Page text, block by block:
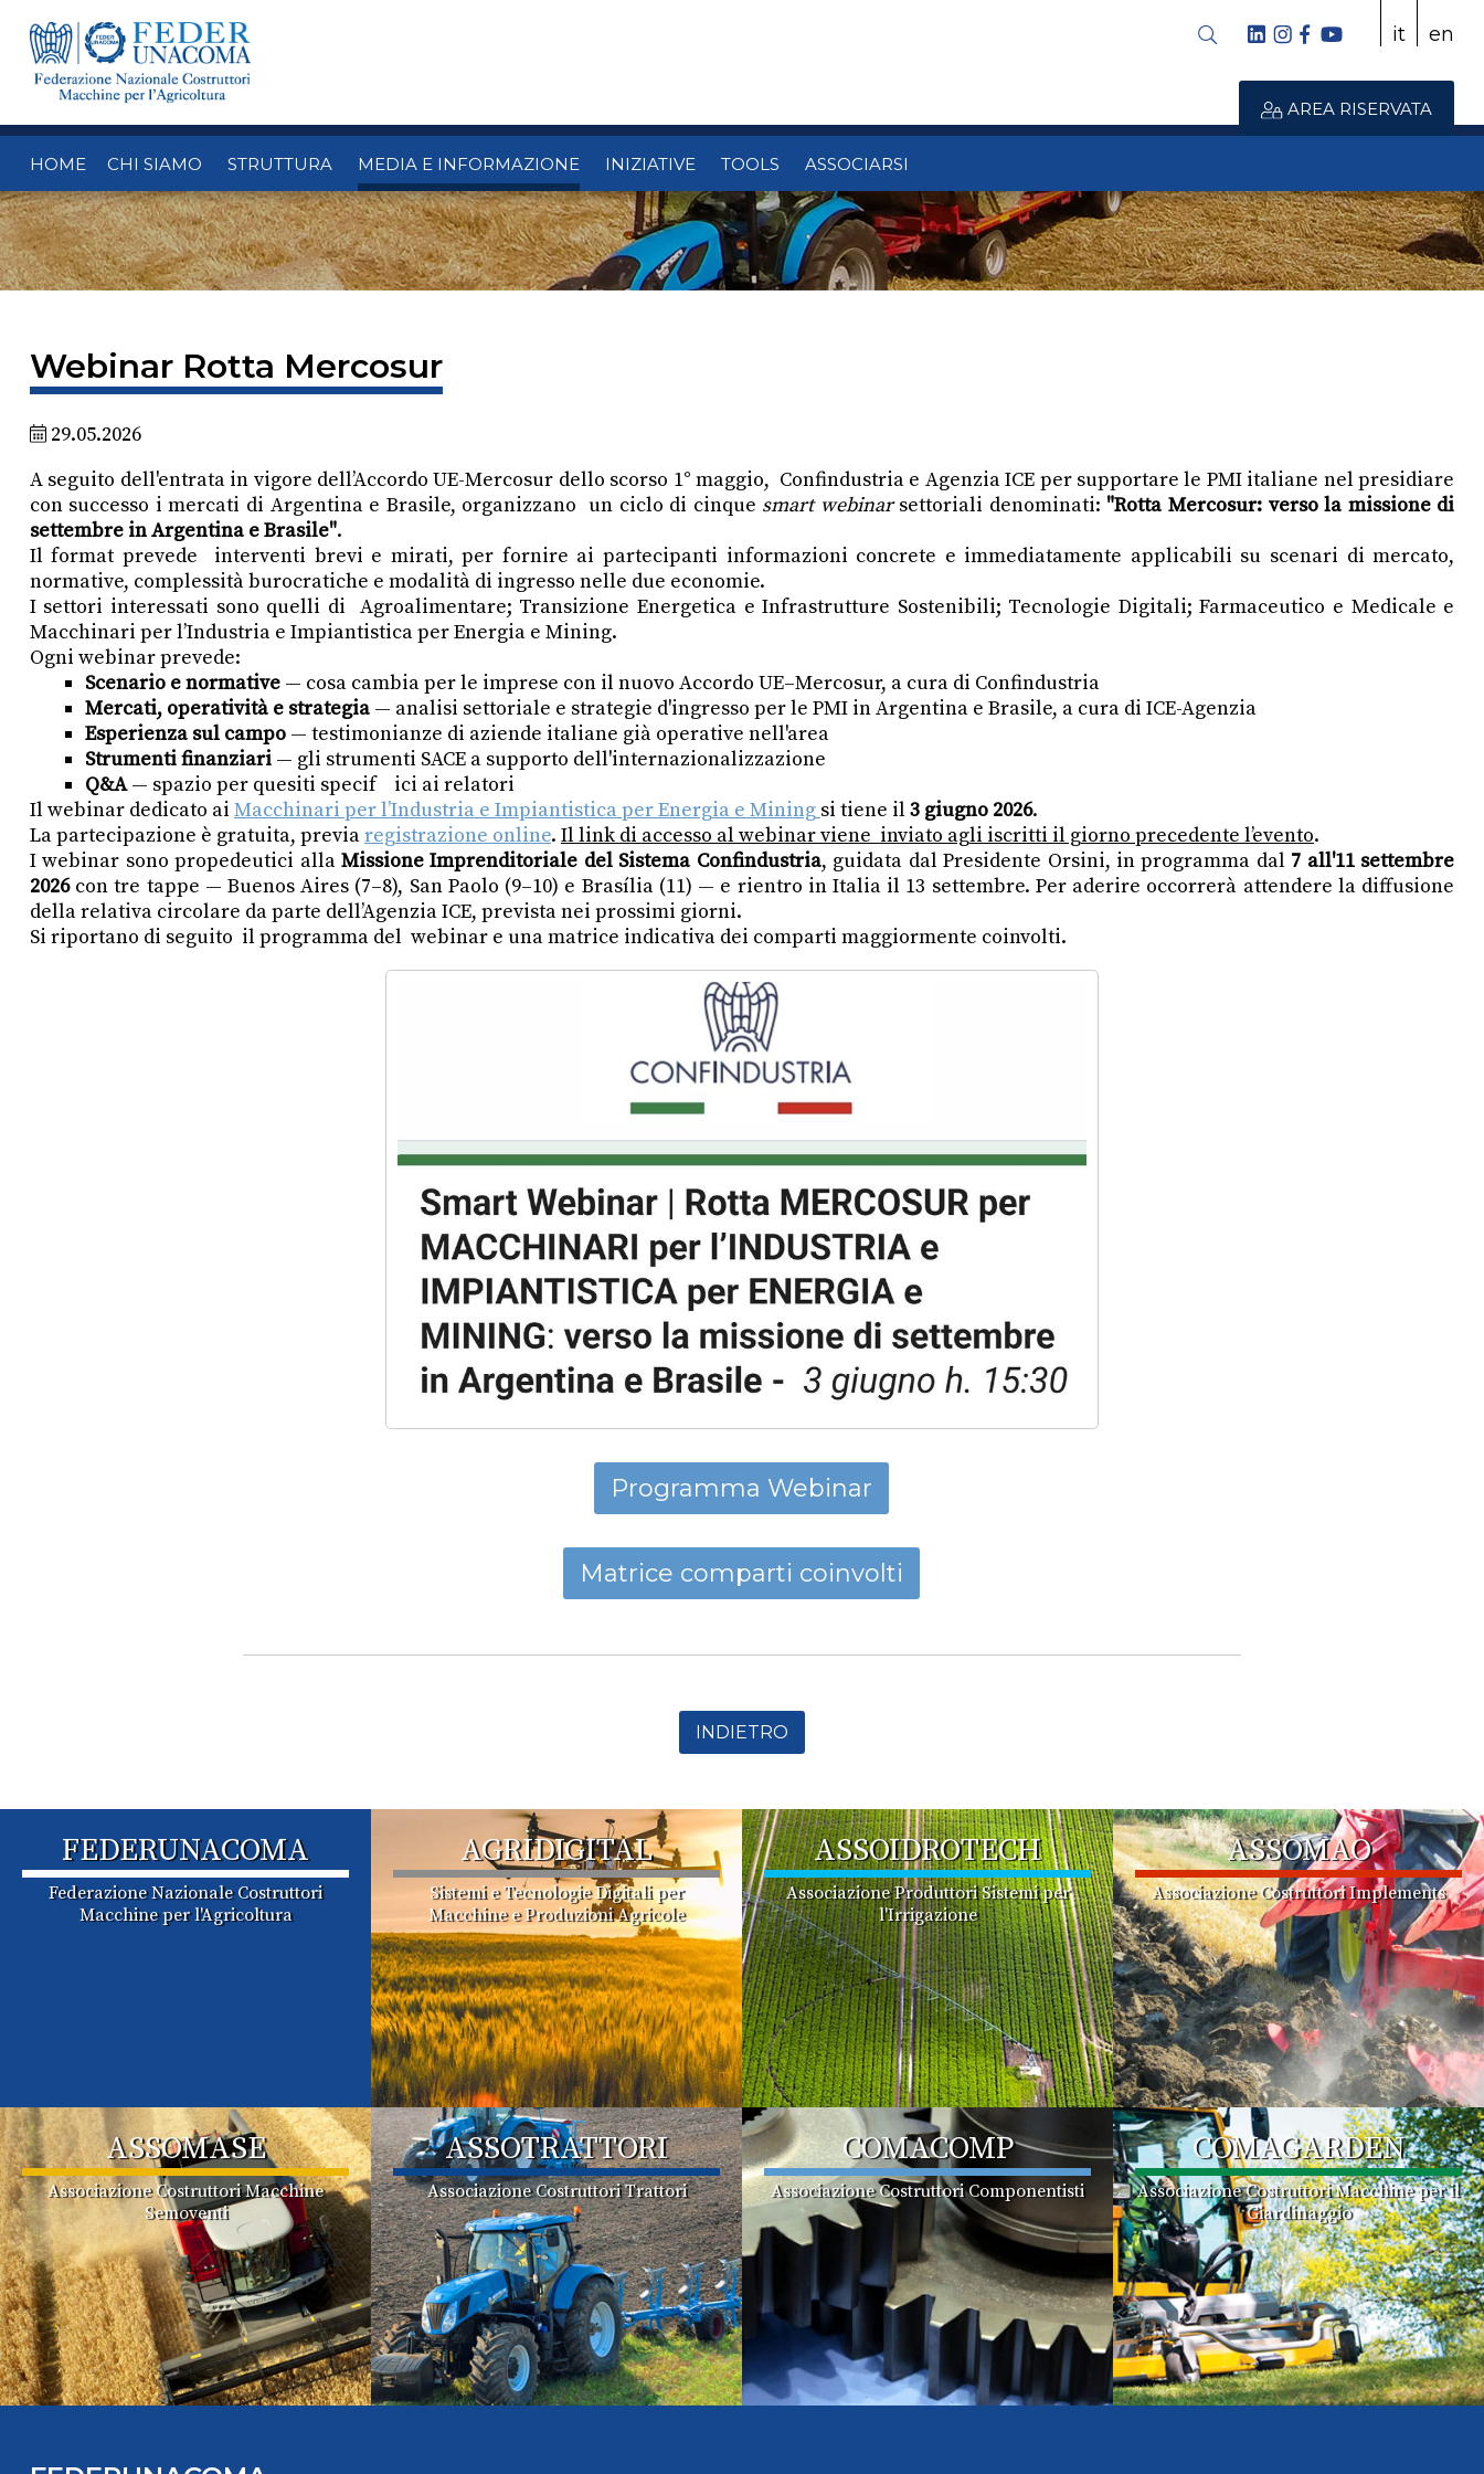
it en
HOME CHI SIAMO STRUTTURA MEDIA E INFORMAZIONE INIZIATIVE TOOLS ASSOCIARSI
AREA RISERVATA
Webinar Rotta Mercosur
29.05.2026
A seguito dell'entrata in vigore dell’Accordo UE-Mercosur dello scorso 1° maggio, Confindustria e Agenzia ICE per supportare le PMI italiane nel presidiare
con successo i mercati di Argentina e Brasile, organizzano un ciclo di cinque smart webinarsettoriali denominati: "Rotta Mercosur: verso la missione di
settembre in Argentina e Brasile".
Il format prevede interventi brevi e mirati, per fornire ai partecipanti informazioni concrete e immediatamente applicabili su scenari di mercato,
normative, complessità burocratiche e modalità di ingresso nelle due economie.
I settori interessati sono quelli di Agroalimentare; Transizione Energetica e Infrastrutture Sostenibili; Tecnologie Digitali; Farmaceutico e Medicale e
Macchinari per l’Industria e Impiantistica per Energia e Mining.
Ogni webinar prevede:
Scenario e normative— cosa cambia per le imprese con il nuovo Accordo UE–Mercosur, a cura di Confindustria
Mercati, operatività e strategia— analisi settoriale e strategie d'ingresso per le PMI in Argentina e Brasile, a cura di ICE-Agenzia
Esperienza sul campo— testimonianze di aziende italiane già operative nell'area
Strumenti finanziari— gli strumenti SACE a supporto dell'internazionalizzazione
Q&A— spazio per quesiti specif ici ai relatori
Il webinar dedicato ai Macchinari per l’Industria e Impiantistica per Energia e Mining si tiene il3 giugno 2026.
La partecipazione è gratuita, previaregistrazione online. Il link di accesso al webinar viene inviato agli iscritti il giorno precedente l’evento.
I webinar sono propedeutici allaMissione Imprenditoriale del Sistema Confindustria, guidata dal Presidente Orsini, in programma dal 7 all'11 settembre
2026con tre tappe — Buenos Aires (7–8), San Paolo (9–10) e Brasília (11) — e rientro in Italia il 13 settembre. Per aderire occorrerà attendere la diffusione
della relativa circolare da parte dell’Agenzia ICE, prevista nei prossimi giorni.
Si riportano di seguito il programma del webinar e una matrice indicativa dei comparti maggiormente coinvolti.
Programma Webinar
Matrice comparti coinvolti
INDIETRO
FEDERUNACOMA
Federazione Nazionale Costruttori
Macchine per l'Agricoltura
AGRIDIGITAL
Sistemi e Tecnologie Digitali per
Macchine e Produzioni Agricole
ASSOIDROTECH
Associazione Produttori Sistemi per
l'Irrigazione
ASSOMAO
Associazione Costruttori Implements
ASSOMASE
Associazione Costruttori Macchine
Semoventi
ASSOTRATTORI
Associazione Costruttori Trattori
COMACOMP
Associazione Costruttori Componentisti
COMAGARDEN
Associazione Costruttori Macchine per il
Giardinaggio